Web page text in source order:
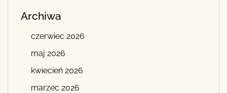
Archiwa
czerwiec 2026
maj 2026
kwiecień 2026
marzec 2026